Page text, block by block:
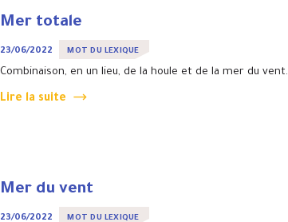
Mer totale
23/06/2022 MOT DU LEXIQUE
Combinaison, en un lieu, de la houle et de la mer du vent.
Lire la suite
Mer du vent
23/06/2022 MOT DU LEXIQUE